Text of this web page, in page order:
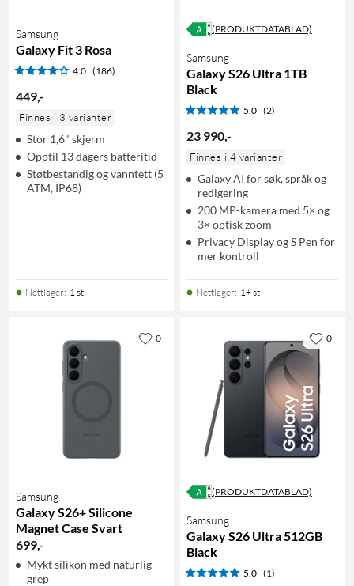
Samsung
Galaxy Fit 3 Rosa
4.0 (186)
449,-
Finnes i 3 varianter
Stor 1,6" skjerm
Opptil 13 dagers batteritid
Støtbestandig og vanntett (5
ATM, IP68)
Nettlager: 1 st
(PRODUKTDATABLAD)
Samsung
Galaxy S26 Ultra 1TB
Black
5.0 (2)
23 990,-
Finnes i 4 varianter
Galaxy AI for søk, språk og
redigering
200 MP-kamera med 5× og
3× optisk zoom
Privacy Display og S Pen for
mer kontroll
Nettlager: 1+ st
Samsung
Galaxy S26+ Silicone
Magnet Case Svart
699,-
Mykt silikon med naturlig
grep
0
(PRODUKTDATABLAD)
Samsung
Galaxy S26 Ultra 512GB
Black
5.0 (1)
0